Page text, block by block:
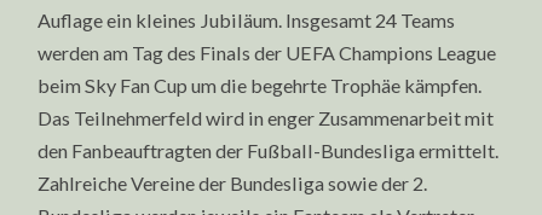
Auflage ein kleines Jubiläum. Insgesamt 24 Teams
werden am Tag des Finals der UEFA Champions League
beim Sky Fan Cup um die begehrte Trophäe kämpfen.
Das Teilnehmerfeld wird in enger Zusammenarbeit mit
den Fanbeauftragten der Fußball-Bundesliga ermittelt.
Zahlreiche Vereine der Bundesliga sowieder 2.